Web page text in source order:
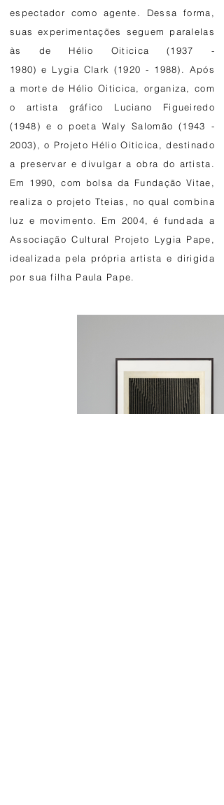
espectador como agente. Dessa forma,
suas experimentações seguem paralelas
às de Hélio Oiticica(1937 -
1980) e Lygia Clark (1920 - 1988). Após
a morte de Hélio Oiticica, organiza, com
o artista gráfico Luciano Figueiredo
(1948) e o poeta Waly Salomão(1943 -
2003), o Projeto Hélio Oiticica, destinado
a preservar e divulgar a obra do artista.
Em 1990, com bolsa da Fundação Vitae,
realiza o projeto Tteias, no qual combina
luz e movimento. Em 2004, é fundada a
Associação Cultural Projeto Lygia Pape,
idealizada pela própria artista e dirigida
por sua filha Paula Pape.